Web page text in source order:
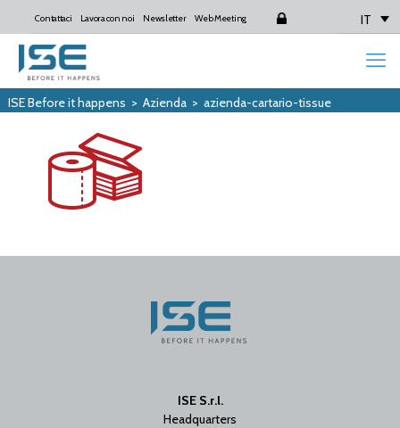
Contattaci Lavora con noi Newsletter Web Meeting IT
ISE Before it happens > Azienda> azienda-cartario-tissue
ISE S.r.l.
Headquarters